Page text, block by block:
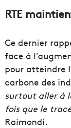
RTE
Ce dernier
face à
pour atteindre
carbone des
surtout aller à
fois que le
Raimondi.